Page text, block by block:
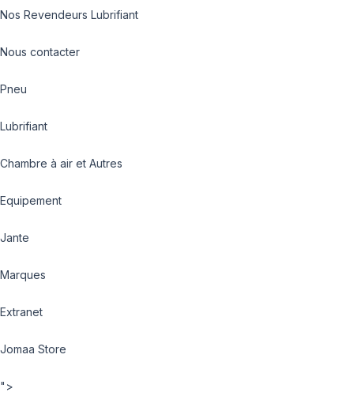
Nos Revendeurs Lubrifiant
Nous contacter
Pneu
Lubrifiant
Chambre à air et Autres
Equipement
Jante
Marques
Extranet
Jomaa Store
">